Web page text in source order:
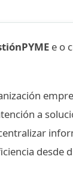
e o
a
desde